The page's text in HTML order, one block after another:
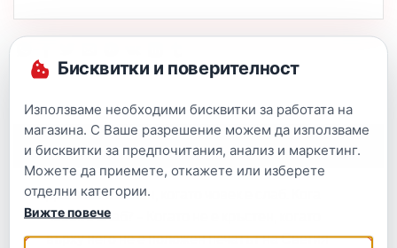
Описание
Дяволът е силен, когато човек е слаб. Кога
човек е слаб? – Когато не е кръстен, когато
върху него не е положен печатът на Светия
Бисквитки и поверителност
Използваме необходими бисквитки за работата на
магазина. С Ваше разрешение можем да използваме
и бисквитки за предпочитания, анализ и маркетинг.
Можете да приемете, откажете или изберете
отделни категории.
Вижте повече